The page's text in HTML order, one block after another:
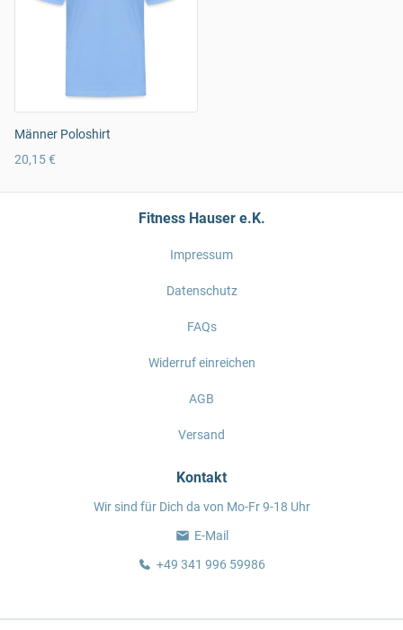
Männer Poloshirt
20,15 €
Fitness Hauser e.K.
Impressum
Datenschutz
FAQs
Widerruf einreichen
AGB
Versand
Kontakt
Wir sind für Dich da von Mo-Fr 9-18 Uhr
E-Mail
+49 341 996 59986